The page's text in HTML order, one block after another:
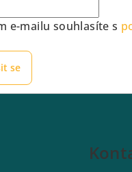
e-mailu souhlasíte s
se